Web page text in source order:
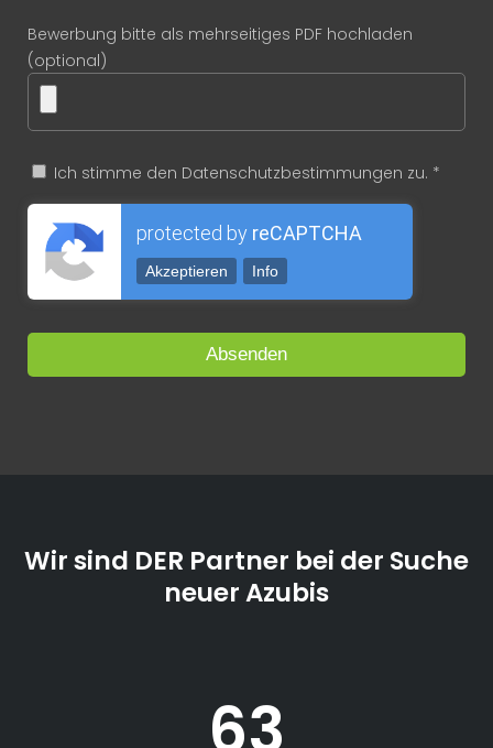
Bewerbung bitte als mehrseitiges PDF hochladen
(optional)
Ich stimme den Datenschutzbestimmungen zu. *
protected by reCAPTCHA
Akzeptieren Info
Wir sind DER Partner bei der Suche
neuer Azubis